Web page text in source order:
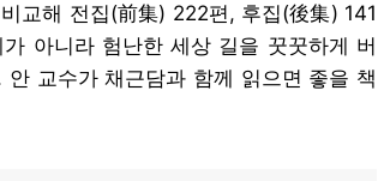
교해 전집(前集) 222편, 후집(後集) 141
아니라 험난한 세상 길을 꿋꿋하게 버
교수가 채근담과 함께 읽으면 좋을 책